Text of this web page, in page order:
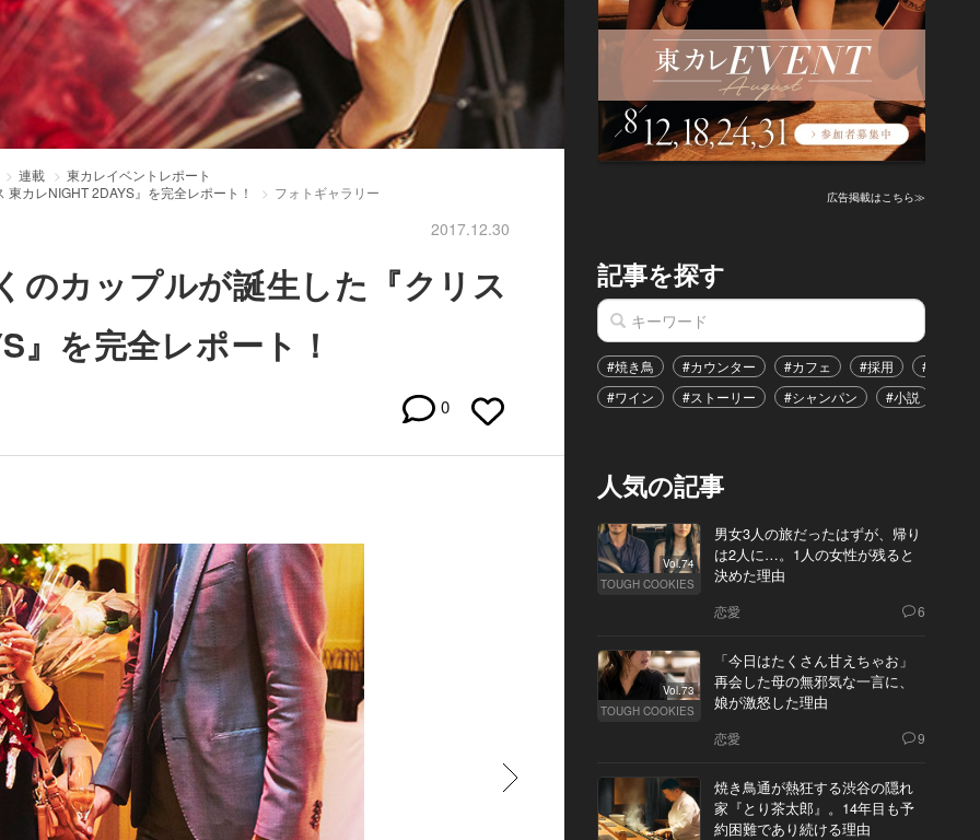
連載
東カレイベントレポート
カレNIGHT 2DAYS』を完全レポート！
フォトギャラリー
2017.12.30
のカップルが誕生した『クリス
』を完全レポート！
0
広告掲載はこちら≫
記事を探す
#焼き鳥 #カウンター #カフェ #採用
#恋愛
#ワイン
#ストーリー #シャンパン #小説
人気の記事
Vol.74
TOUGH COOKIES
男女3人の旅だったはずが、帰り
は2人に…。1人の女性が残ると
決めた理由
恋愛 6
Vol.73
TOUGH COOKIES
「今日はたくさん甘えちゃお」
再会した母の無邪気な一言に、
娘が激怒した理由
恋愛 9
焼き鳥通が熱狂する渋谷の隠れ
家『とり茶太郎』。14年目も予
約困難であり続ける理由